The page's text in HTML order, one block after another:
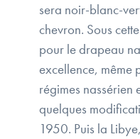
sera noir-blanc-
chevron. Sous
pour le drapeau
excellence, même
régimes nassérien
quelques
1950. Puis la